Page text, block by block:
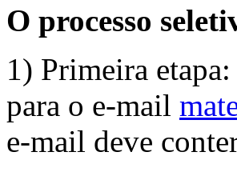
O processo
1) Primeira
para o e-mail
e-mail deve